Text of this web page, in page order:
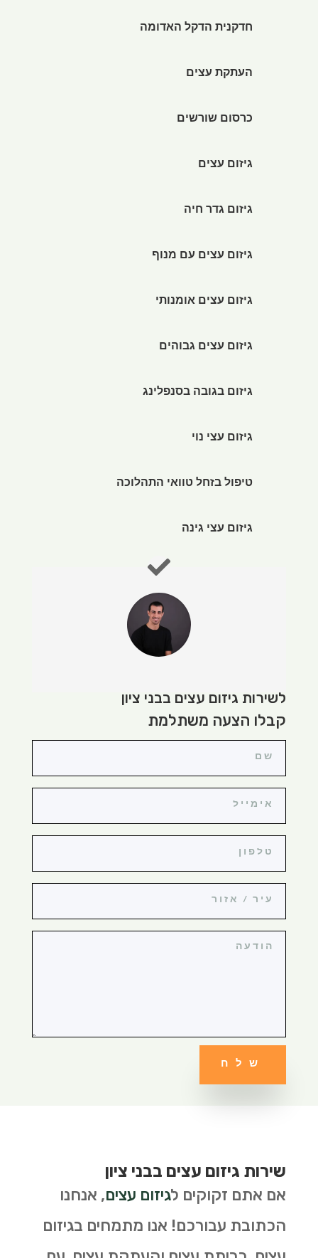
חדקנית הדקל האדומה
העתקת עצים
כרסום שורשים
גיזום עצים
גיזום גדר חיה
גיזום עצים עם מנוף
גיזום עצים אומנותי
גיזום עצים גבוהים
גיזום בגובה בסנפלינג
גיזום עצי נוי
טיפול בזחל טוואי התהלוכה
גיזום עצי גינה
לשירות גיזום עצים בבני ציון
קבלו הצעה משתלמת
שלח
שירות גיזום עצים בבני ציון
אם אתם זקוקים לגיזום עצים, אנחנו
הכתובת עבורכם! אנו מתמחים בגיזום